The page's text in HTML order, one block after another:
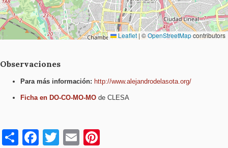
Leaflet | ©OpenStreetMapcontributors
Observaciones
Para más información: http://www.alejandrodelasota.org/
Ficha en DO-CO-MO-MO de CLESA
S F T E